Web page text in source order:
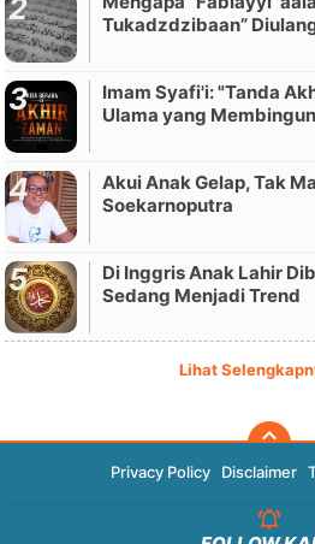
Tukadzdzibaan”
Imam Syafi'i: "Tanda
Ulama yang
Akui Anak Gelap, Tak
Soekarnoputra
Di Inggris Anak Lahir
Sedang Menjadi Trend
Lihat
Privacy Policy Disclaimer